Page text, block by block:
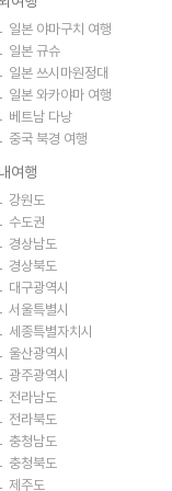
일본 야마구치 여행
일본 규슈
일본 쓰시마원정대
일본 와카야마 여행
베트남 다낭
중국 북경 여행
여행
강원도
수도권
경상남도
경상북도
대구광역시
서울특별시
세종특별자치시
울산광역시
광주광역시
전라남도
전라북도
충청남도
충청북도
제주도